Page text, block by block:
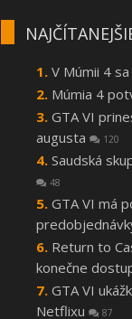
V Múmii 4
Múmia 4
GTA VI
augusta
120
Saudská
48
GTA VI má
Return to
konečne
GTA VI
Netflixu
87